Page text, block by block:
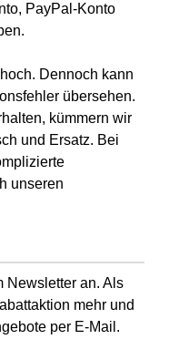
PayPal-Konto
Dennoch kann
übersehen.
kümmern wir
und Ersatz. Bei
unseren
Newsletter an. Als
mehr und
per E-Mail.